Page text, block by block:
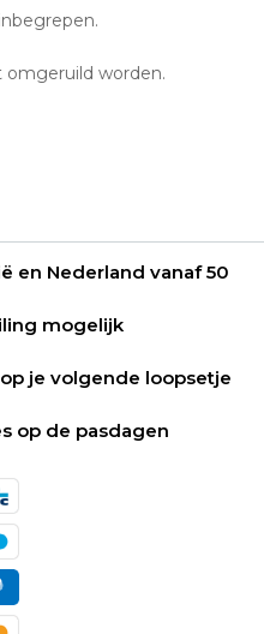
omgeruild worden.
en Nederland vanaf 50
mogelijk
je volgende loopsetje
op de pasdagen